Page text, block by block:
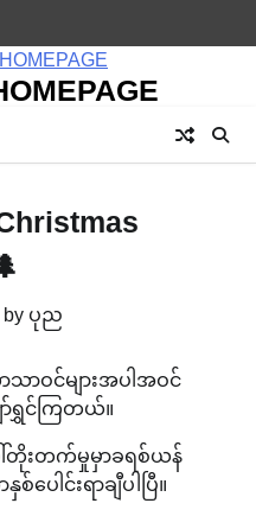
by ပုည
ာဝင်များအပါအဝင်
ာ်ရွှင်ကြတယ်။
ါ်တိုးတက်မှုမှာခရစ်ယန်
ပေါင်းရာချီပါပြီ။